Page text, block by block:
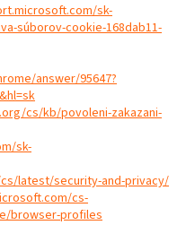
sk-
súborov-cookie-168dab11-
answer/95647?
cs/kb/povoleni-zakazani-
sk-
latest/security-and-privacy/
cs-
browser-profiles